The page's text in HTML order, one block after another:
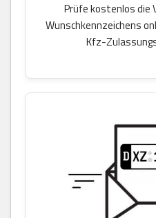
Prüfe kostenlos die
Wunschkennzeichens
Kfz-